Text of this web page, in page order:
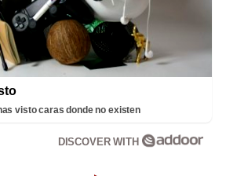
visto caras donde no existen
DISCOVER WITH